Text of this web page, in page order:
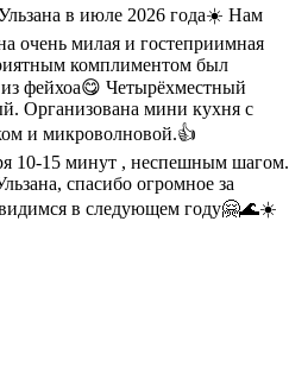
в июле 2026 года☀️ Нам
очень милая и гостеприимная
комплиментом был
фейхоа😋 Четырёхместный
Организована мини кухня с
и микроволновой.👍
10-15 минут , неспешным шагом.
спасибо огромное за
в следующем году🤗🌊☀️